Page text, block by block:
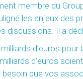
membre du
les enjeux des
discussions. Il a
d’euros
d’euros
que vos